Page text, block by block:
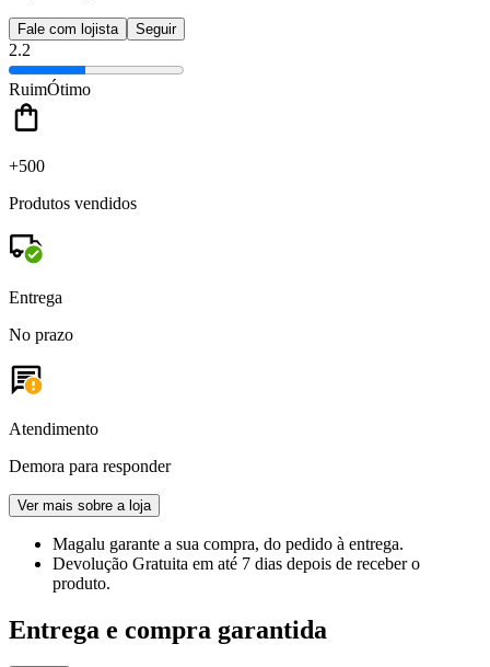
Fale com lojista Seguir
2.2
RuimÓtimo
+500
Produtos vendidos
Entrega
No prazo
Atendimento
Demora para responder
Ver mais sobre a loja
Magalu garante a sua compra, do pedido à entrega.
Devolução Gratuita em até 7 dias depois de receber o
produto.
Entrega e compra garantida